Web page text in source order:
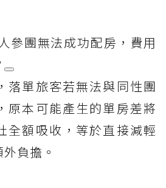
參團無法成功配房，費用
落單旅客若無法與同性團
原本可能產生的單房差將
全額吸收，等於直接減輕
負擔。